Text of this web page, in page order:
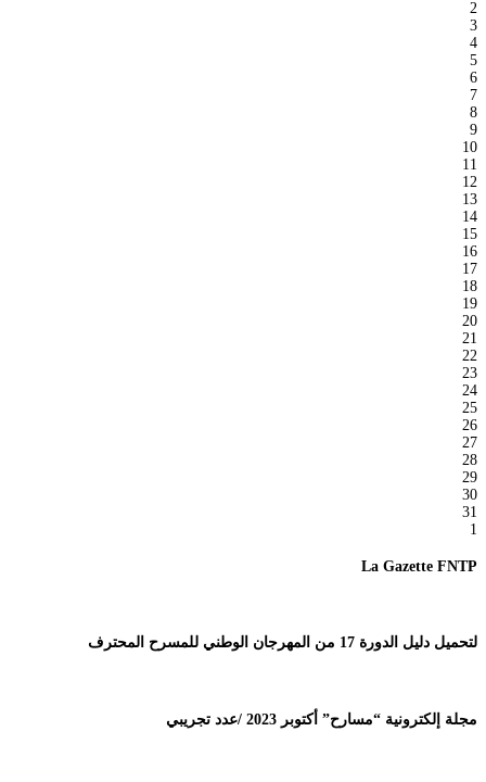
2
3
4
5
6
7
8
9
10
11
12
13
14
15
16
17
18
19
20
21
22
23
24
25
26
27
28
29
30
31
1
La Gazette FNTP
لتحميل دليل الدورة 17 من المهرجان الوطني للمسرح المحترف
مجلة إلكترونية “مسارح” أكتوبر 2023 /عدد تجريبي